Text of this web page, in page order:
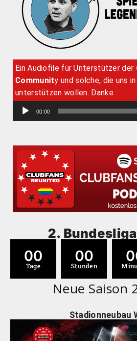
Ein Audiofile für Unterstützer der
Community und solche, die uns
unterstützen wollen. Danke
Audio-
Player
00:00
2.
00
Tage
00
Stunden
Neue Saison
Stadionneubau